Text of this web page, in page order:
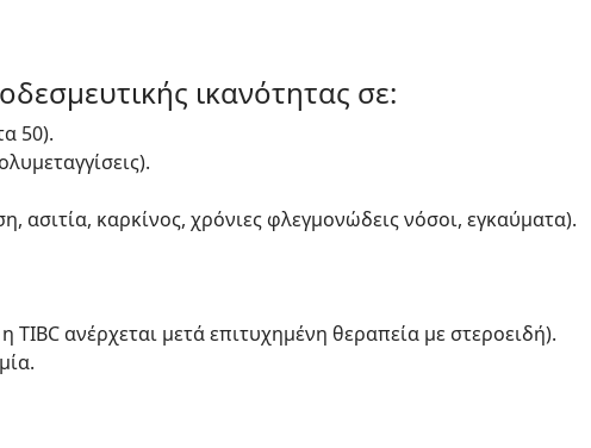
ικανότητας σε:
50).
ασιτία, καρκίνος, χρόνιες φλεγμονώδεις νόσοι, εγκαύματα).
TIBC ανέρχεται μετά επιτυχημένη θεραπεία με στεροειδή).